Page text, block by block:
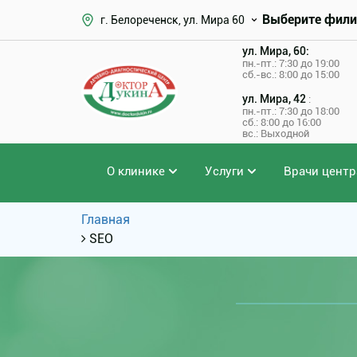
г. Белореченск, ул. Мира 60 Выберите
ул. Мира, 60:
пн.-пт.: 7:30 до 19:00
сб.-вс.: 8:00 до 15:00
ул. Мира, 42 :
пн.-пт.: 7:30 до 18:00
сб.: 8:00 до 16:00
вс.: Выходной
О клинике Услуги Врачи
Главная
SEO